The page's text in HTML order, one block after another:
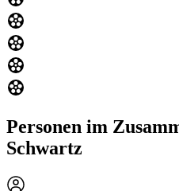
Personen im
Schwartz